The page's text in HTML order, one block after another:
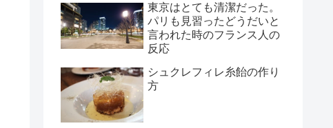
東京はとても清潔だった。
パリも見習ったどうだいと
言われた時のフランス人の
反応
シュクレフィレ糸飴の作り
方